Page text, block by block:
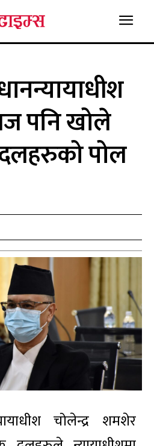
पनि खोले
पोल
चोलेन्द्र शमशेर